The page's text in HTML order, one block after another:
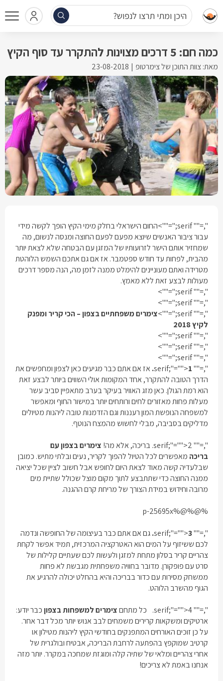
היכן ומתי תרצו לנפוש?
כמה חם: 5 דרכים מצוינות להתקרר עד סוף הקיץ
מאת: צוות התוכן של צימרטופ 23-08-2018
",="" serif;"="">
החום הישראלי בחלק מימי הקיץ הופך לקשה מידי
עבור ציבור האנשים שיוצא מפעם לפעם החוצה ומנסה לנשום, מה
שמחזיר אותם הישר לזרועותיו של המזגן עם הבטחה שלא לצאת יותר
מהבית, לפחות עד חודש ספטמבר. אז אם גם אתכם השמש הלוהטת
מטרידה ואתם מעוניינים להימלט ממנה לזמן מה, הנה מספר דרכים
מעולות לבצע זאת ללא מאמץ.
",="" serif;"="">
",="" serif;"="">
",="" serif;"="">
צימרים משפחתיים בצפון – הכי קריר ומפנק
לקיץ 2018
",="" serif;"="">
",="" serif;"="">
",="" serif;"="">
",="" serif;"="">
1.
אז אם אתם כבר מגיעים כאן לצפון ומחפשים את
הדרך הטובה להתקרר, אחד המקומות אולי השווים ביותר לבצע זאת
הוא רמת הגולן. כאן מזג האוויר בעיקר בערב מתאפיין סביב עשר
מעלות פחות מאזורים לחים ורותחים יותר במישור החוף ומאפשר
למשפחה הנופשת המון רעננות וגם הזדמנות טובה ליהנות מטיולים
מדליקים בסביבה, מבלי לחשוש מהמצח הנוטף.
",="" serif;"="">
2. בריכה, אלא מה! צימרים בצפון עם
בריכה מאפשרים לכל הטיול להפוך לקריר, נעים ובלתי מתיש. כמובן
שבלעדיה קשה מאוד לצאת היום לחופש אבל חשוב לציין שכל יציאה
ממנה החוצה כדי שתתבצע לתוך מקום מוצל שכולל שתיית מים
מרובה וחידוש במידת הצורך של מריחת קרם ההגנה.
%@%@%p-25695x
",="" serif;"="">
3.
גם אם אתם כבר בעיצומה של החופשה ונדמה
לכם ששיזוף על המים הוא האטרקציה המרכזית, תמיד אפשר לקחת
צהריים קריר בסלון מתחת למזגן ולעשות לכם שעתיים קלילות של
סרט עם פופקורן. מדובר בחוויה משפחתית מגבשת לא פחות
ממשחק מסירות עם כדור בבריכה והיא בהחלט יכולה להרגיע את
הגוף מהשרב הלוהט.
",="" serif;"="">
4. כל מתחםצימרים למשפחות בצפוןכבר יודע:
ארטיקים ומשקאות קרירים משמחים לבב אנוש יותר מכל דבר אחר.
על כן זוכים האורחים המתפנקים בחודשי הקיץ ליהנות מטילון או
קרטיב שמוקפץ בהפתעה לרחבת הבריכה, אבטיח ובולגרית של
אחרי צהריים ומלאי של שתיה קלה ומוגזת שמחכה במקרר. יותר מזה
אנחנו באמת לא צריכים!